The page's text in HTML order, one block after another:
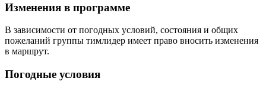
Изменения в программе
В зависимости от погодных условий, состояния и общих
пожеланий группы тимлидер имеет право вносить изменения
в маршрут.
Погодные условия